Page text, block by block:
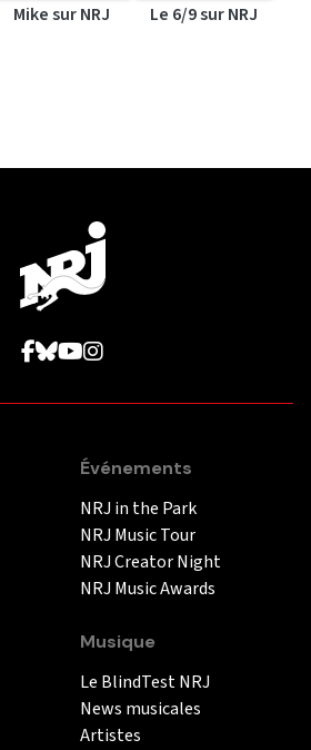
Mike sur NRJ Le 6/9 sur NRJ
Événements
NRJ in the Park
NRJ Music Tour
NRJ Creator Night
NRJ Music Awards
Musique
Le BlindTest NRJ
News musicales
Artistes